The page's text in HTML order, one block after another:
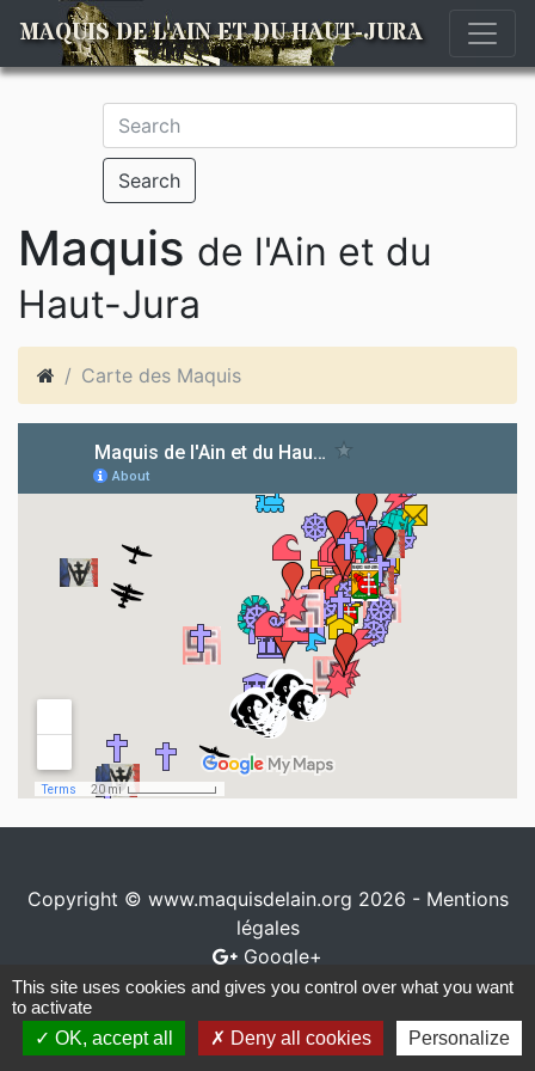
MAQUIS DE L'AIN ET DU HAUT-JURA
Search
Maquis de l'Ain et du
Haut-Jura
Carte des Maquis
Copyright © www.maquisdelain.org 2026 - Mentions
légales
Google+
Conception / réalisationwww.io-network.com
This site uses cookies and gives you control over what you want
to activate
OK, accept all
Deny all cookies Personalize